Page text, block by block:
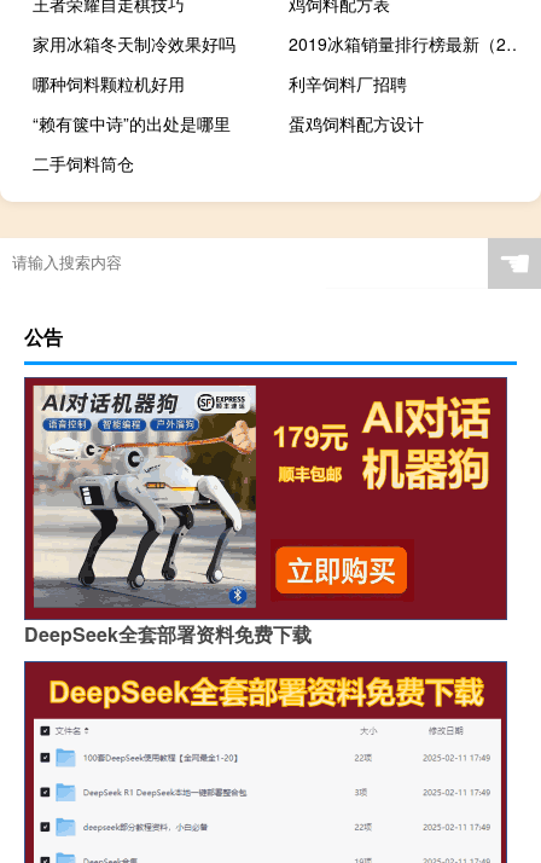
家用冰箱冬天制冷效果好吗
2019冰箱销量排行榜最新（2019冰箱销量排行榜）
哪种饲料颗粒机好用
利辛饲料厂招聘
“赖有箧中诗”的出处是哪里
蛋鸡饲料配方设计
二手饲料筒仓
☚
公告
DeepSeek全套部署资料免费下载